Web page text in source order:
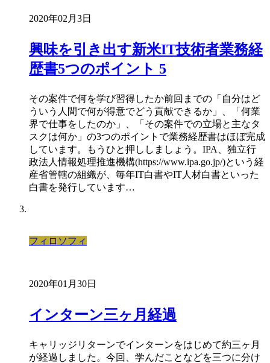
2020年02月3日
興味を引き出す新米IT技術者業務経
歴書5つのポイント 5
その案件で何を学び習得したか前回までの「自分はど
ういう人間で何が得意でどう貢献できるか」、「何業
界で仕事をしたのか」、「その案件での立場と主なタ
スクは何か」の3つのポイントで業務経歴書はほぼ完成
しています。もうひと押ししましょう。IPA、独立行
政法人情報処理推進機構(https://www.ipa.go.jp/)という経
産省管轄の組織が、毎年IT白書やIT人材白書といった
白書を発行しています…
フィロソフィ
2020年01月30日
インターン三ヶ月経過
キャリッジリターンでインターンをはじめて約三ヶ月
が経過しました。今回、学んだことなどを三つに分け